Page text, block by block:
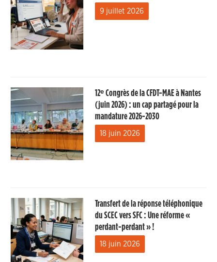
9 juillet 2026
12ᵉ Congrès de la CFDT-MAE à Nantes
(juin 2026) : un cap partagé pour la
mandature 2026-2030
18 juin 2026
Transfert de la réponse téléphonique
du SCEC vers SFC : Une réforme «
perdant-perdant » !
18 juin 2026